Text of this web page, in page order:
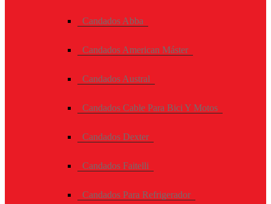
Candados Abba
Candados American Máster
Candados Austral
Candados Cable Para Bici Y Motos
Candados Dexter
Candados Faitelli
Candados Para Refrigerador